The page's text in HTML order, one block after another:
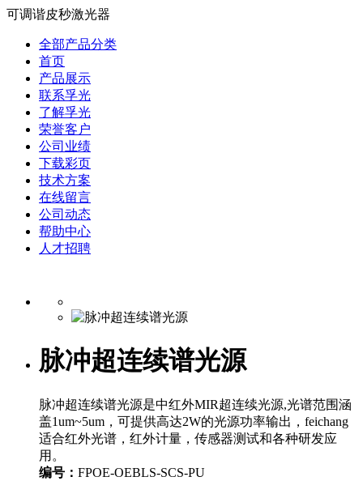
可调谐皮秒激光器
全部产品分类
首页
产品展示
联系孚光
了解孚光
荣誉客户
公司业绩
下载彩页
技术方案
在线留言
公司动态
帮助中心
人才招聘
脉冲超连续谱光源
脉冲超连续谱光源是中红外MIR超连续光源,光谱范围涵
盖1um~5um，可提供高达2W的光源功率输出，feichang
适合红外光谱，红外计量，传感器测试和各种研发应
用。
编号： FPOE-OEBLS-SCS-PU